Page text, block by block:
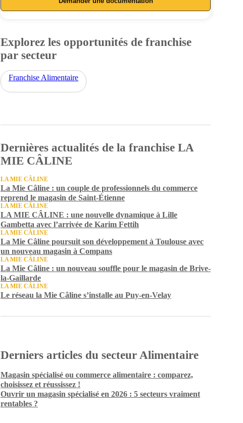
Explorez les opportunités de franchise
par secteur
Franchise Alimentaire
Dernières actualités de la franchise LA
MIE CÂLINE
LA MIE CÂLINE
La Mie Câline : un couple de professionnels du commerce
reprend le magasin de Saint-Étienne
LA MIE CÂLINE
LA MIE CÂLINE : une nouvelle dynamique à Lille
Gambetta avec l’arrivée de Karim Fettih
LA MIE CÂLINE
La Mie Câline poursuit son développement à Toulouse avec
un nouveau magasin à Compans
LA MIE CÂLINE
La Mie Câline : un nouveau souffle pour le magasin de Brive-
la-Gaillarde
LA MIE CÂLINE
Le réseau la Mie Câline s’installe au Puy-en-Velay
Derniers articles du secteur Alimentaire
Magasin spécialisé ou commerce alimentaire : comparez,
choisissez et réussissez !
Ouvrir un magasin spécialisé en 2026 : 5 secteurs vraiment
rentables ?